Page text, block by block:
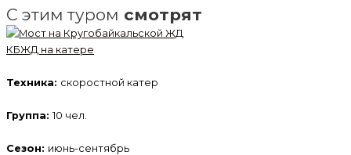
С этим туром смотрят
КБЖД на катере
Техника: скоростной катер
Группа: 10 чел.
Сезон: июнь-сентябрь